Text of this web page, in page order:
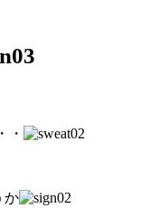
・
か